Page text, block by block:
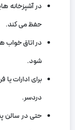
در آشپزخانه‌
حفظ می‌ کند.
در اتاق خواب
شود.
برای ادارات
‌دردسر.
حتی در سالن